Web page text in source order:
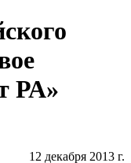
РА»
12 декабря 2013 г.